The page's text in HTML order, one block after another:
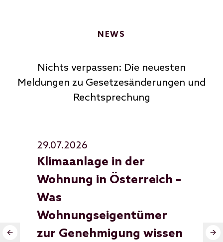
NEWS
Nichts verpassen: Die neuesten
Meldungen zu Gesetzesänderungen und
Rechtsprechung
29.07.2026
Klimaanlage in der
Wohnung in Österreich –
Was
Wohnungseigentümer
zur Genehmigung wissen